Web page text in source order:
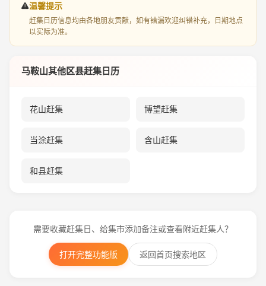
温馨提示
赶集日历信息均由各地朋友贡献，如有错漏欢迎纠错补充，日期地点
以实际为准。
马鞍山其他区县赶集日历
花山赶集 博望赶集
当涂赶集 含山赶集
和县赶集
需要收藏赶集日、给集市添加备注或查看附近赶集人？
打开完整功能版 返回首页搜索地区